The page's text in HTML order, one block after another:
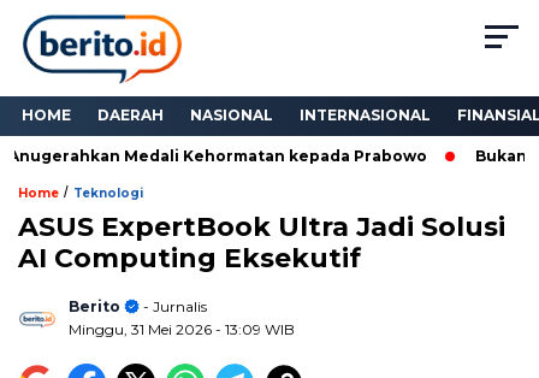
HOME DAERAH NASIONAL INTERNASIONAL
Medali Kehormatan kepada Prabowo Bukan
Home / Teknologi
ASUS ExpertBook Ultra Jadi Solusi
AI Computing Eksekutif
Berito
- Jurnalis
Minggu, 31 Mei 2026 - 13:09 WIB